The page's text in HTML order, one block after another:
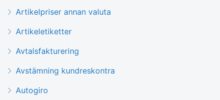
Artikelpriser annan valuta
Artikeletiketter
Avtalsfakturering
Avstämning kundreskontra
Autogiro